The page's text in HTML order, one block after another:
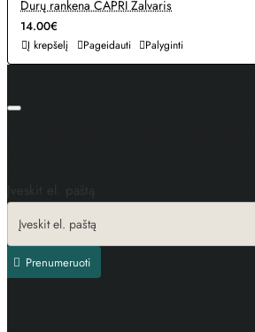
Durų rankena CAPRI Žalvaris
14.00€
Į krepšelį Pageidauti Palyginti
Įveskit el. paštą
Prenumeruoti